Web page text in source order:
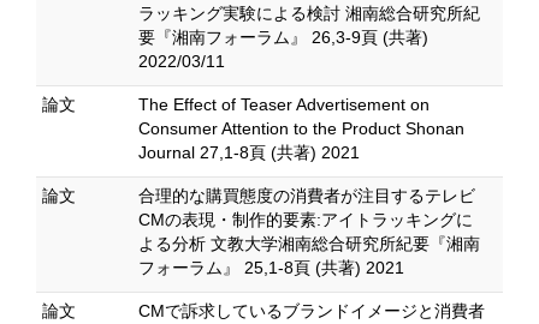
ラッキング実験による検討 湘南総合研究所紀
要『湘南フォーラム』 26,3-9頁 (共著)
2022/03/11
論文
The Effect of Teaser Advertisement on
Consumer Attention to the Product Shonan
Journal 27,1-8頁 (共著) 2021
論文
合理的な購買態度の消費者が注目するテレビ
CMの表現・制作的要素:アイトラッキングに
よる分析 文教大学湘南総合研究所紀要『湘南
フォーラム』 25,1-8頁 (共著) 2021
論文
CMで訴求しているブランドイメージと消費者